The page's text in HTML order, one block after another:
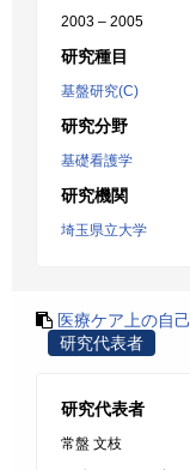
2003 – 2005
研究種目
基盤研究(C)
研究分野
基礎看護学
研究機関
埼玉県立大学
医療ケア上の自
研究代表者
研究代表者
常盤 文枝